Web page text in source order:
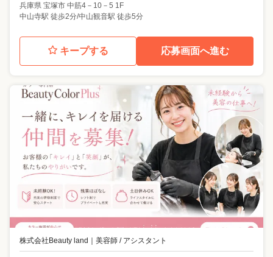
兵庫県 宝塚市 中筋4－10－5 1F
中山寺駅 徒歩2分/中山観音駅 徒歩5分
キープする 応募画面へ進む
株式会社Beauty land 美容師 / アシスタント